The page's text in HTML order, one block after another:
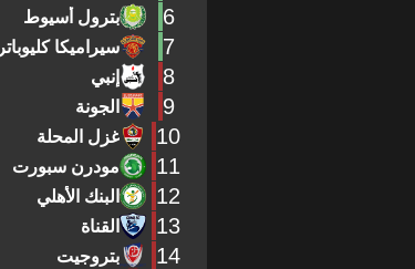
6 بترول أسيوط
7 سيراميكا كليوباترا
8 إنبي
9 الجونة
10 غزل المحلة
11 مودرن سبورت
12 البنك الأهلي
13 القناة
14 بتروجيت